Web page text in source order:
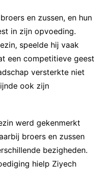
en zussen, en hun
in zijn opvoeding.
speelde hij vaak
een competitieve geest
versterkte niet
ook zijn
werd gekenmerkt
broers en zussen
bezigheden.
hielp Ziyech